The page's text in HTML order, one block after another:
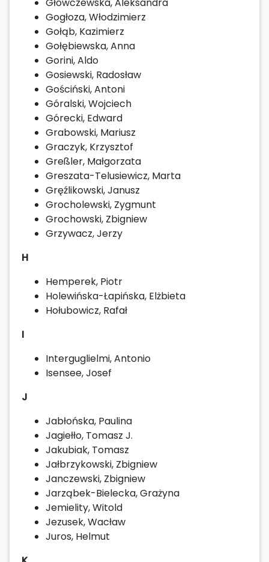
Gogłoza, Włodzimierz
Gołąb, Kazimierz
Gołębiewska, Anna
Gorini, Aldo
Gosiewski, Radosław
Gościński, Antoni
Góralski, Wojciech
Górecki, Edward
Grabowski, Mariusz
Graczyk, Krzysztof
Greßler, Małgorzata
Greszata-Telusiewicz, Marta
Gręźlikowski, Janusz
Grocholewski, Zygmunt
Grochowski, Zbigniew
Grzywacz, Jerzy
H
Hemperek, Piotr
Holewińska-Łapińska, Elżbieta
Hołubowicz, Rafał
I
Interguglielmi, Antonio
Isensee, Josef
J
Jabłońska, Paulina
Jagiełło, Tomasz J.
Jakubiak, Tomasz
Jałbrzykowski, Zbigniew
Janczewski, Zbigniew
Jarząbek-Bielecka, Grażyna
Jemielity, Witold
Jezusek, Wacław
Juros, Helmut